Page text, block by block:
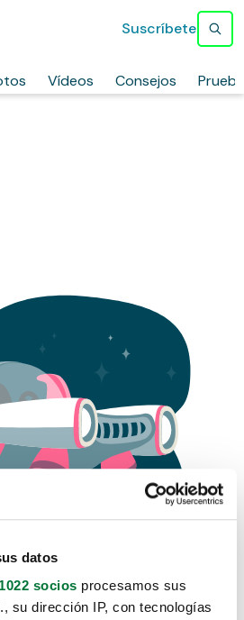
datos
socios procesamos sus
su dirección IP, con tecnologías
Vídeos Consejos
Suscríbete